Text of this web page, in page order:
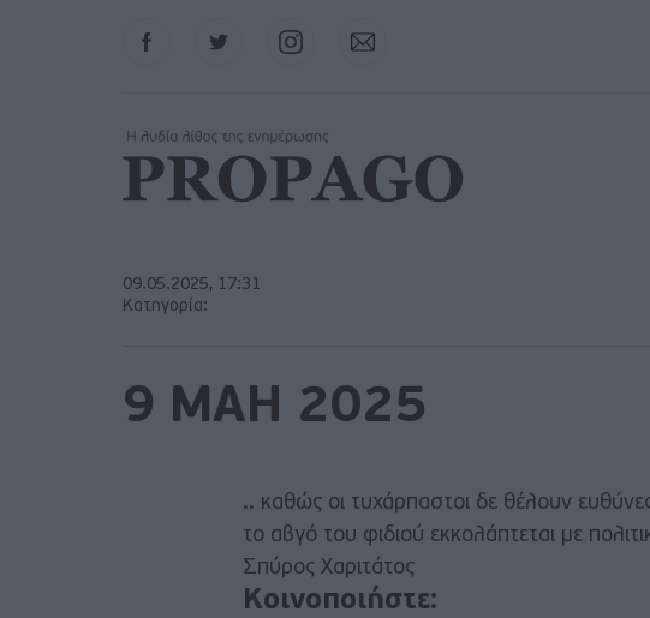
FacebookTwitter InstagramContact
09.05.2025, 17:31
Κατηγορία:
9 ΜΑΗ 2025
.. καθώς οι τυχάρπαστοι δε θέλουν
το αβγό του φιδιού εκκολάπτεται με
Σπύρος Χαριτάτος
Κοινοποιήστε: